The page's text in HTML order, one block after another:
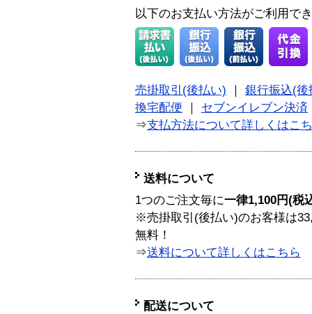
以下のお支払い方法がご利用で
売掛取引(後払い)
銀行振込(後
換宅配便
セブンイレブン決済
⇒支払方法について詳しくはこ
送料について
1つのご注文毎に一律1,100円(税
※売掛取引(後払い)のお客様は
無料！
⇒送料について詳しくはこちら
配送について